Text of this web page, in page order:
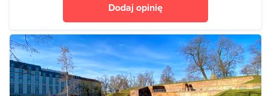
Dodaj opinię